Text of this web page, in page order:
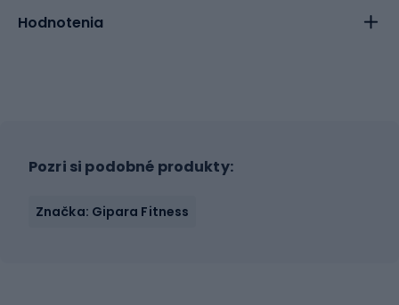
Hodnotenia
Pozri si podobné produkty:
Značka: Gipara Fitness